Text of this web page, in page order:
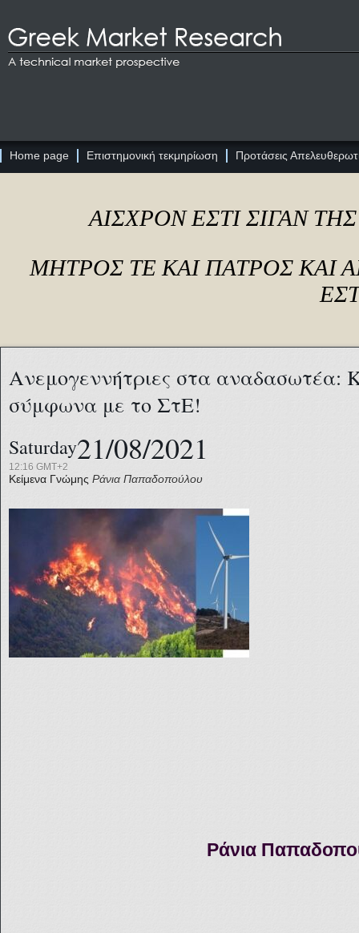
Home page Επιστημονική τεκμηρίωση Προτάσεις
ΑΙΣΧΡΟΝ ΕΣΤΙ ΣΙΓΑΝ
ΜΗΤΡΟΣ ΤΕ ΚΑΙ ΠΑΤΡΟΣ ΚΑΙ
Ανεμογεννήτριες στα αναδασωτέα:
σύμφωνα με το ΣτΕ!
Saturday21/08/2021
12:16 GMT+2
Κείμενα Γνώμης Ράνια Παπαδοπούλου
Ράνια